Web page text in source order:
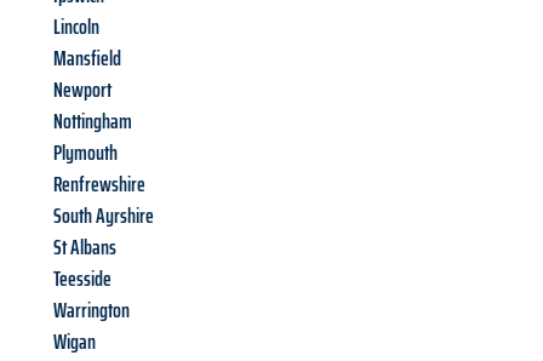
Lincoln
Mansfield
Newport
Nottingham
Plymouth
Renfrewshire
South Ayrshire
St Albans
Teesside
Warrington
Wigan